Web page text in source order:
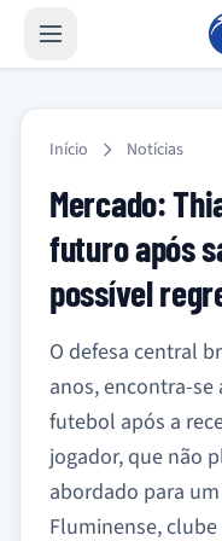
Início Notícias
Mercado:
futuro após
possível
O defesa central
anos, encontra-
futebol após a
jogador, que não
abordado para
Fluminense,